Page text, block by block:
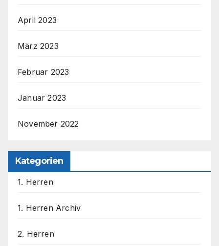
April 2023
März 2023
Februar 2023
Januar 2023
November 2022
Kategorien
1. Herren
1. Herren Archiv
2. Herren